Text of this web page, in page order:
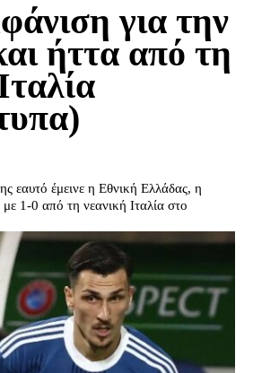
για την
ήττα από τη
εαυτό έμεινε η Εθνική Ελλάδας, η
1-0 από τη νεανική Ιταλία στο